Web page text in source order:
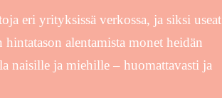
eri yrityksissä verkossa, ja siksi useat
alentamista monet heidän
naisille ja miehille – huomattavasti ja